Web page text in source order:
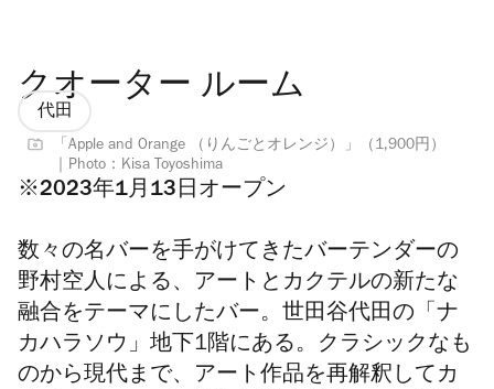
クオーター ルーム
代田
「Apple and Orange （りんごとオレンジ）」（1,900円）
｜Photo：Kisa Toyoshima
※2023年1月13日オープン
数々の名バーを手がけてきたバーテンダーの
野村空人による、アートとカクテルの新たな
融合をテーマにしたバー。世田谷代田の「ナ
カハラソウ」地下1階にある。クラシックなも
のから現代まで、アート作品を再解釈してカ